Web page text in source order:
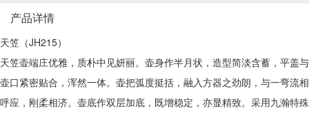
产品详情
天笠（JH215）
天笠壶端庄优雅，质朴中见妍丽。壶身作半月状，造型简淡含蓄，平盖与
壶口紧密贴合，浑然一体。壶把弧度挺括，融入方器之劲朗，与一弯流相
呼应，刚柔相济。壶底作双层加底，既增稳定，亦显精致。采用九瀚特殊